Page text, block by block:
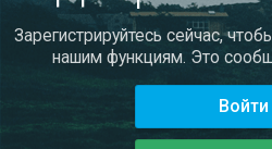
Зарегистрируйтесь сейчас,
нашим функциям. Это
Войти